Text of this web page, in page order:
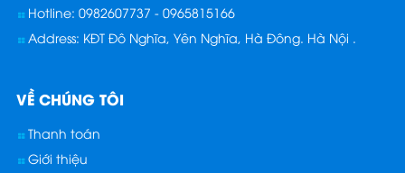
Hotline: 0982607737 - 0965815166
Address: KĐT Đô Nghĩa, Yên Nghĩa, Hà Đông. Hà Nội .
VỀ CHÚNG TÔI
Thanh toán
Giới thiệu